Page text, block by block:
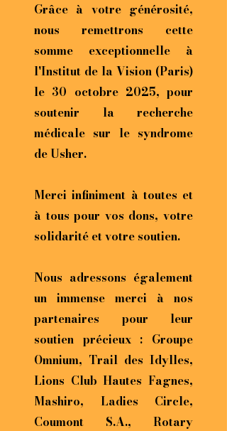
Grâce à votre générosité,
nous remettrons cette
somme exceptionnelle à
l'Institut de la Vision (Paris)
le 30 octobre 2025, pour
soutenir la recherche
médicale sur le syndrome
de Usher.
Merci infiniment à toutes et
à tous pour vos dons, votre
solidarité et votre soutien.
Nous adressons également
un immense merci à nos
partenaires pour leur
soutien précieux : Groupe
Omnium, Trail des Idylles,
Lions Club Hautes Fagnes,
Mashiro, Ladies Circle,
Coumont S.A., Rotary